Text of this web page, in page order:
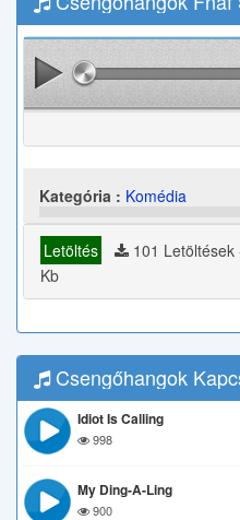
Kategória : Komédia
Letöltés 101 Letöltések
Kb
Csengőhangok
Idiot Is Calling
998
My Ding-A-Ling
900